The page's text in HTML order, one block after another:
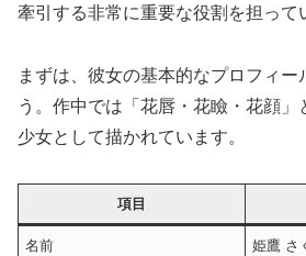
牽引する非常に重要な役割を担って
まずは、彼女の基本的なプロフィー
う。作中では「花唇・花瞼・花顔」
少女として描かれています。
項目
名前 姫鷹 さ